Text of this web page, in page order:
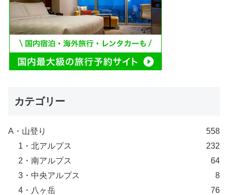
カテゴリー
A・山登り
558
1・北アルプス
232
2・南アルプス
64
3・中央アルプス
8
4・八ヶ岳
76